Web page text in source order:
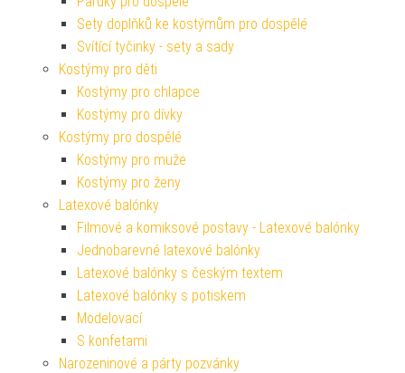
Sety doplňků ke kostýmům pro dospělé
Svítící tyčinky - sety a sady
Kostýmy pro děti
Kostýmy pro chlapce
Kostýmy pro dívky
Kostýmy pro dospělé
Kostýmy pro muže
Kostýmy pro ženy
Latexové balónky
Filmové a komiksové postavy - Latexové balónky
Jednobarevné latexové balónky
Latexové balónky s českým textem
Latexové balónky s potiskem
Modelovací
S konfetami
Narozeninové a párty pozvánky